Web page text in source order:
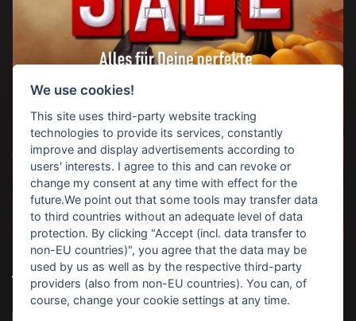
TOP-SUCHBEGRIFFE
We use cookies!
This site uses third-party website tracking
technologies to provide its services, constantly
improve and display advertisements according to
users' interests. I agree to this and can revoke or
change my consent at any time with effect for the
future.We point out that some tools may transfer data
to third countries without an adequate level of data
protection. By clicking "Accept (incl. data transfer to
non-EU countries)", you agree that the data may be
used by us as well as by the respective third-party
providers (also from non-EU countries). You can, of
course, change your cookie settings at any time.